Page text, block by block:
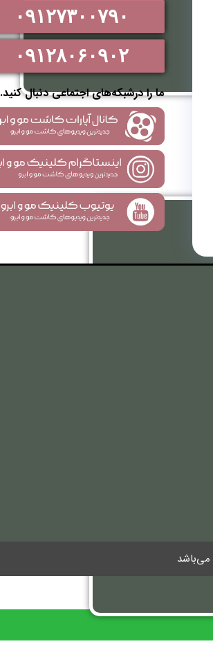
۰۹۱۲۷۳۰۰۷۹۰
۰۹۱۲۸۰۶۰۹۰۲
ما را درشبکه‌های اجتماعی دنبال کنید.
می‌باشد